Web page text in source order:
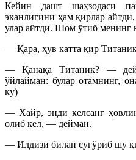
Кейин дашт шаҳзодаси
эканлигини ҳам қирлар
улар айтди. Шом ўтиб менинг
— Қара, ҳув катта қир
— Қанақа Титаник? —
ўйлайман: булар отамнинг,
ку)
— Хайр, энди келсанг
олиб кел, — дейман.
— Илдизи билан суғўриб шу